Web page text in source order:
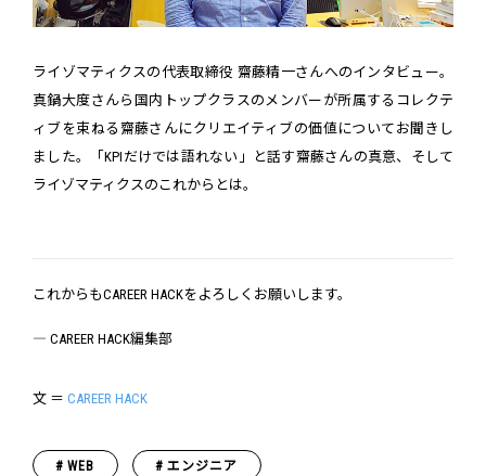
ライゾマティクスの代表取締役 齋藤精一さんへのインタビュー。
真鍋大度さんら国内トップクラスのメンバーが所属するコレクテ
ィブを束ねる齋藤さんにクリエイティブの価値についてお聞きし
ました。「KPIだけでは語れない」と話す齋藤さんの真意、そして
ライゾマティクスのこれからとは。
これからもCAREER HACKをよろしくお願いします。
― CAREER HACK編集部
文 ＝ CAREER HACK
WEB エンジニア